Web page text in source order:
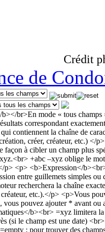
Crédit
de